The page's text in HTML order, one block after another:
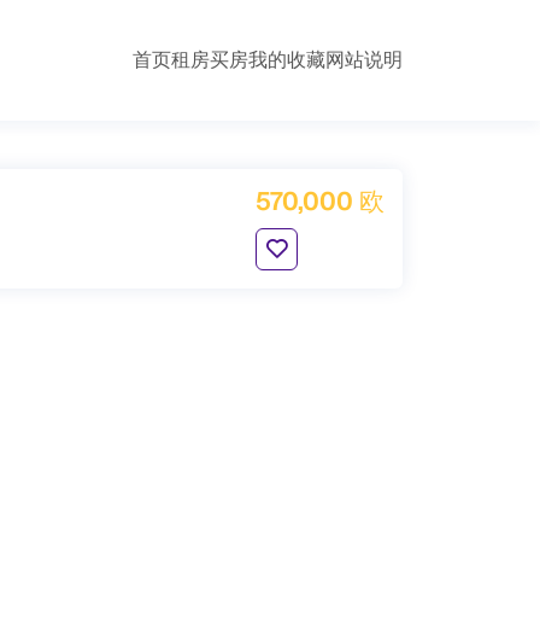
首页租房买房我的收藏网站说明
570,000 欧